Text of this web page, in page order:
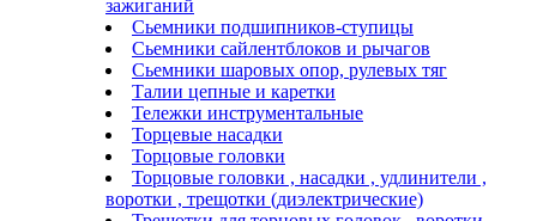
зажиганий
Сьемники подшипников-ступицы
Сьемники сайлентблоков и рычагов
Сьемники шаровых опор, рулевых тяг
Талии цепные и каретки
Тележки инструментальные
Торцевые насадки
Торцовые головки
Торцовые головки , насадки , удлинители ,
воротки , трещотки (диэлектрические)